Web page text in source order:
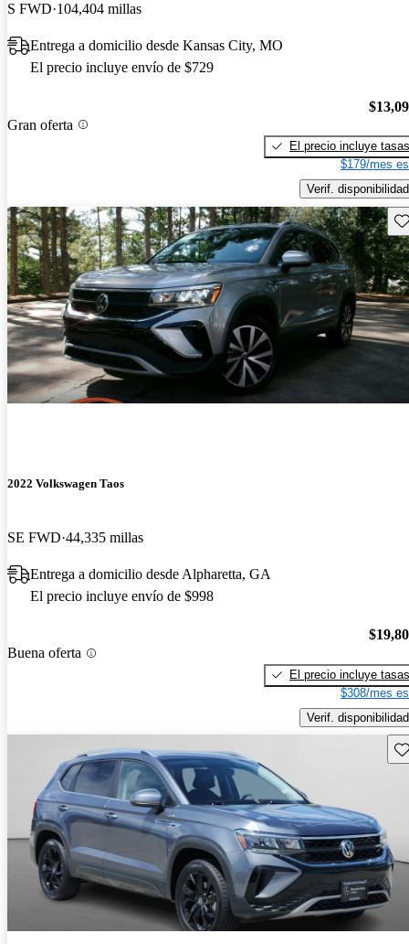
S FWD 104,404 millas
Entrega a domicilio desde Kansas City, MO
El precio incluye envío de $729
Gran oferta
El precio incluye tasas
$179/mes
Verif. disponibilidad
2022 Volkswagen Taos
SE FWD 44,335 millas
Entrega a domicilio desde Alpharetta, GA
El precio incluye envío de $998
Buena oferta
El precio incluye tasas
$308/mes
Verif. disponibilidad